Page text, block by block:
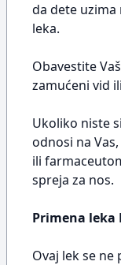
da dete
leka.
Obavestite
zamućeni vid
Ukoliko niste
odnosi na
ili
spreja za nos.
Primena leka
Ovaj lek se